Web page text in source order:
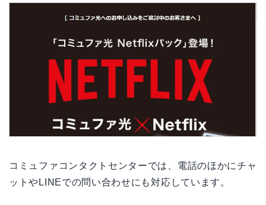
コミュファコンタクトセンターでは、電話のほかにチャ
ットやLINEでの問い合わせにも対応しています。